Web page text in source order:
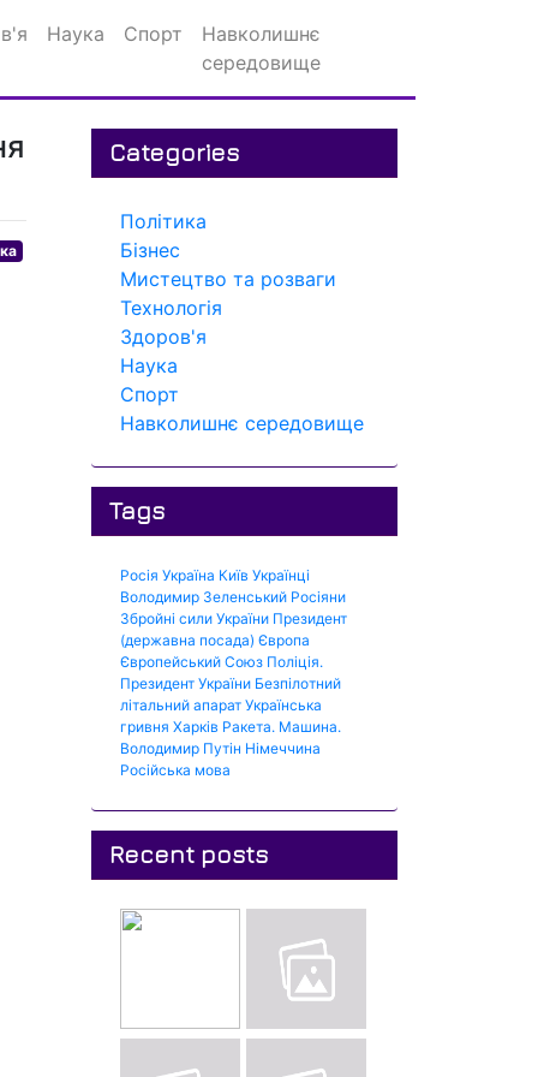
Наука Спорт
Навколишнє
середовище
Categories
Політика
Бізнес
Мистецтво та розваги
Технологія
Здоров'я
Наука
Спорт
Навколишнє середовище
Tags
Росія Україна Київ Українці
Володимир Зеленський Росіяни
Збройні сили України Президент
(державна посада) Європа
Європейський Союз Поліція.
Президент України Безпілотний
літальний апарат Українська
гривня Харків Ракета. Машина.
Володимир Путін Німеччина
Російська мова
Recent posts